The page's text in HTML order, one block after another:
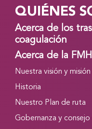
QUIÉNES
Acerca de los
coagulación
Acerca de la FMH
Nuestra visión y misión
Historia
Nuestro Plan de ruta
Gobernanza y